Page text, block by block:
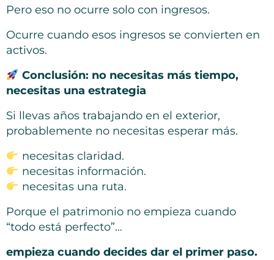
Pero eso no ocurre solo con ingresos.
Ocurre cuando esos ingresos se convierten en
activos.
Conclusión: no necesitas más tiempo,
necesitas una estrategia
Si llevas años trabajando en el exterior,
probablemente no necesitas esperar más.
necesitas claridad.
necesitas información.
necesitas una ruta.
Porque el patrimonio no empieza cuando
“todo está perfecto”…
empieza cuando decides dar el primer paso.